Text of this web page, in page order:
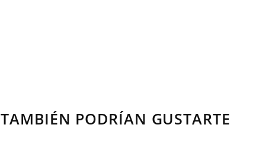
TAMBIÉN PODRÍAN GUSTARTE